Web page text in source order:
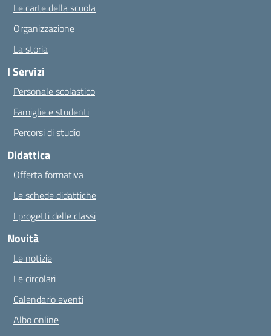
Le carte della scuola
Organizzazione
La storia
I Servizi
Personale scolastico
Famiglie e studenti
Percorsi di studio
Didattica
Offerta formativa
Le schede didattiche
I progetti delle classi
Novità
Le notizie
Le circolari
Calendario eventi
Albo online